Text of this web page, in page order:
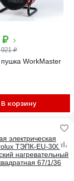
₽
WorkMaster
В корзину